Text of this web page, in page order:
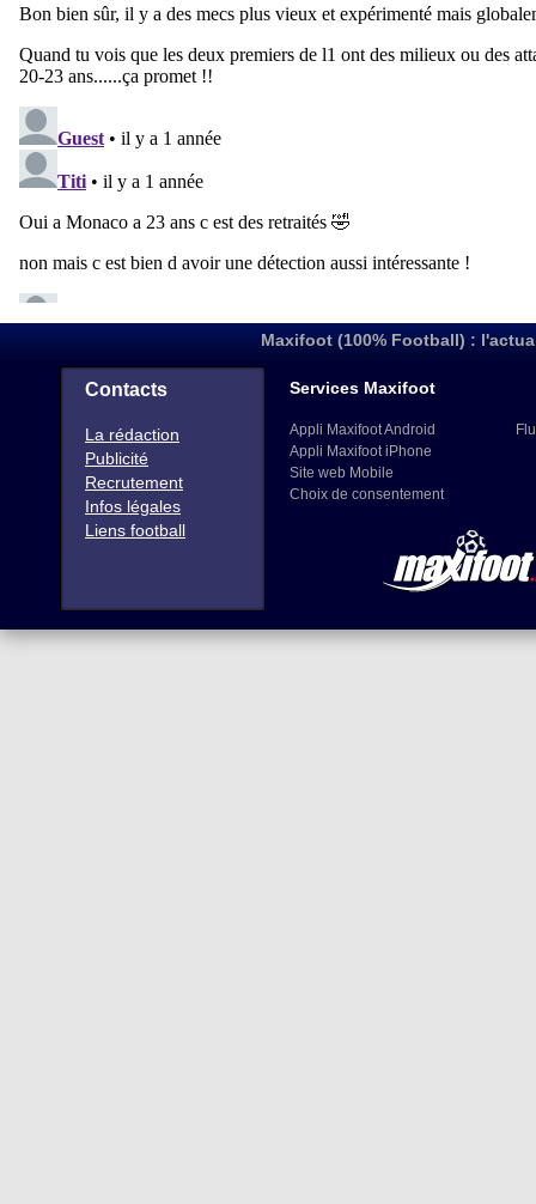
Maxifoot (100% Football) :
Contacts
La rédaction
Publicité
Recrutement
Infos légales
Liens football
Services Maxifoot
Appli Maxifoot Android
Appli Maxifoot iPhone
Site web Mobile
Choix de consentement